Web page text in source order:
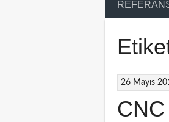
26 Mayıs